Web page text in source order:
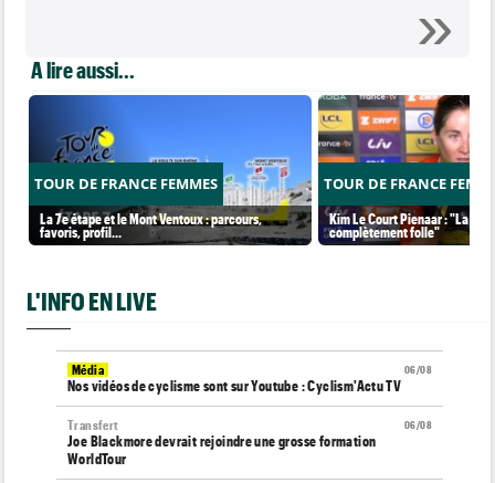
A lire aussi...
TOUR DE FRANCE FEMMES
La 7e étape et le Mont Ventoux : parcours,
favoris, profil…
TOUR DE FRANCE
Kim Le Court Pienaar : "La
complètement folle"
L'INFO EN LIVE
06/08
Média
Nos vidéos de cyclisme sont sur Youtube : Cyclism'Actu TV
06/08
Transfert
Joe Blackmore devrait rejoindre une grosse formation
WorldTour